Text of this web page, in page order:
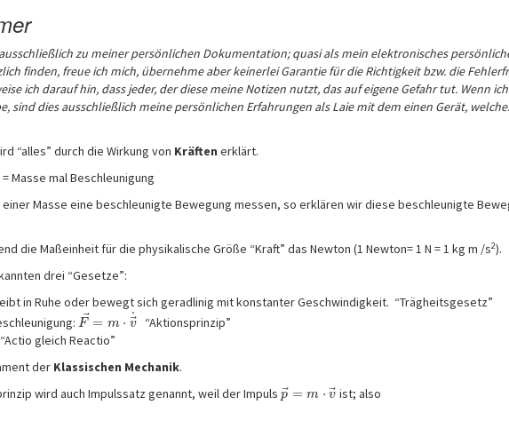
zu meiner persönlichen Dokumentation; quasi als mein elektronisches
finden, freue ich mich, übernehme aber keinerlei Garantie für die Richtigkeit bzw. die
ich darauf hin, dass jeder, der diese meine Notizen nutzt, das auf eigene Gefahr tut. Wenn ich
sind dies ausschließlich meine persönlichen Erfahrungen als Laie mit dem einen Gerät,
“alles” durch die Wirkung von Kräften erklärt.
Masse mal Beschleunigung
Masse eine beschleunigte Bewegung messen, so erklären wir diese beschleunigte
die Maßeinheit für die physikalische Größe “Kraft” das Newton (1 Newton= 1 N = 1 kg m /s2).
drei “Gesetze”:
in Ruhe oder bewegt sich geradlinig mit konstanter Geschwindigkeit. “Trägheitsgesetz”
F ⃗ = m ⋅ v⃗
˙ “Aktionsprinzip”
gleich Reactio”
der Klassischen Mechanik.
wird auch Impulssatz genannt, weil der Impuls p = m ⋅ v ⃗ist; also